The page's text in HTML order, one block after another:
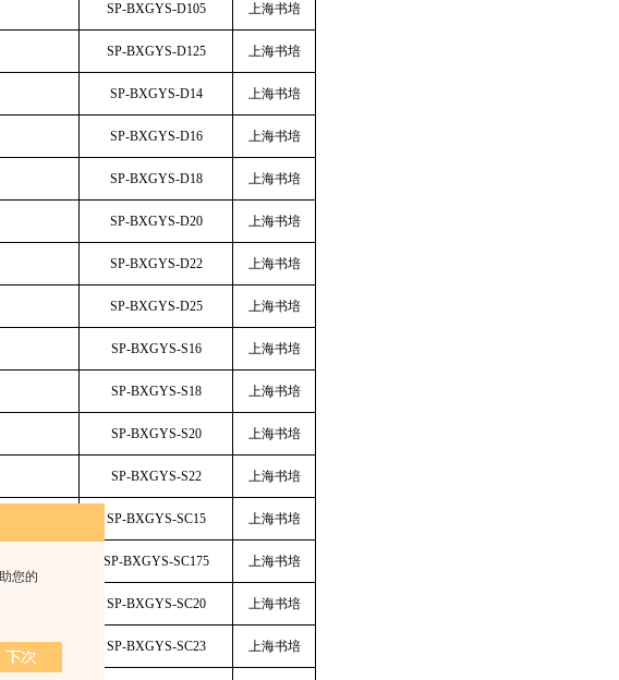
您的
SP-BXGYS-D105 上海书培
SP-BXGYS-D125 上海书培
SP-BXGYS-D14 上海书培
SP-BXGYS-D16 上海书培
SP-BXGYS-D18 上海书培
SP-BXGYS-D20 上海书培
SP-BXGYS-D22 上海书培
SP-BXGYS-D25 上海书培
SP-BXGYS-S16 上海书培
SP-BXGYS-S18 上海书培
SP-BXGYS-S20 上海书培
SP-BXGYS-S22 上海书培
SP-BXGYS-SC15 上海书培
SP-BXGYS-SC175 上海书培
SP-BXGYS-SC20 上海书培
SP-BXGYS-SC23 上海书培